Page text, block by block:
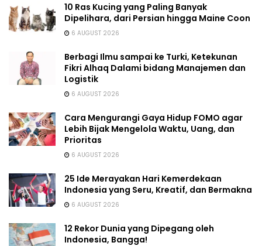
10 Ras Kucing yang Paling Banyak
Dipelihara, dari Persian hingga Maine Coon
6 AUGUST 2026
Berbagi Ilmu sampai ke Turki, Ketekunan
Fikri Alhaq Dalami bidang Manajemen dan
Logistik
6 AUGUST 2026
Cara Mengurangi Gaya Hidup FOMO agar
Lebih Bijak Mengelola Waktu, Uang, dan
Prioritas
6 AUGUST 2026
25 Ide Merayakan Hari Kemerdekaan
Indonesia yang Seru, Kreatif, dan Bermakna
6 AUGUST 2026
12 Rekor Dunia yang Dipegang oleh
Indonesia, Bangga!